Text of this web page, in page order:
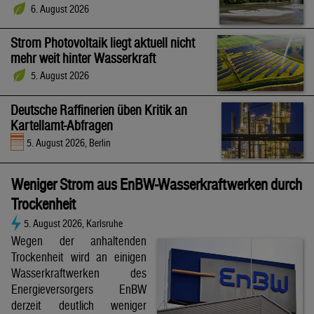
6. August 2026
Strom Photovoltaik liegt aktuell nicht
mehr weit hinter Wasserkraft
5. August 2026
Deutsche Raffinerien üben Kritik an
Kartellamt-Abfragen
5. August 2026, Berlin
Weniger Strom aus EnBW-Wasserkraftwerken durch
Trockenheit
5. August 2026, Karlsruhe
Wegen der anhaltenden
Trockenheit wird an einigen
Wasserkraftwerken des
Energieversorgers EnBW
derzeit deutlich weniger